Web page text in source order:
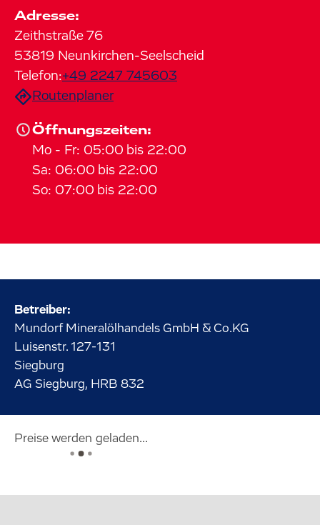
Adresse:
Zeithstraße 76
53819 Neunkirchen-Seelscheid
Telefon:+49 2247 745603
Routenplaner
Öffnungszeiten:
Mo - Fr: 05:00 bis 22:00
Sa: 06:00 bis 22:00
So: 07:00 bis 22:00
Betreiber:
Mundorf Mineralölhandels GmbH & Co.KG
Luisenstr. 127-131
Siegburg
AG Siegburg, HRB 832
Preise werden geladen...